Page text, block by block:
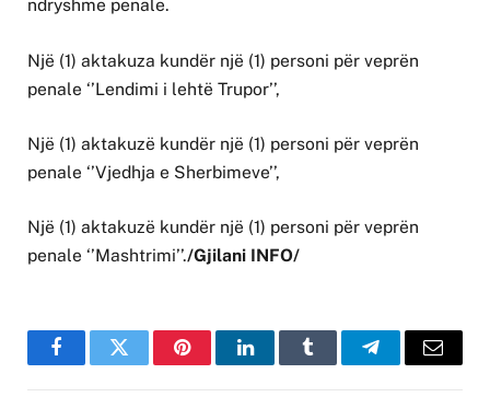
ndryshme penale.
Një (1) aktakuza kundër një (1) personi për veprën
penale ‘’Lendimi i lehtë Trupor’’,
Një (1) aktakuzë kundër një (1) personi për veprën
penale ‘’Vjedhja e Sherbimeve’’,
Një (1) aktakuzë kundër një (1) personi për veprën
penale ‘’Mashtrimi’’./Gjilani INFO/
FacebookTwitter PinterestLinkedInTumblr TelegramEmail